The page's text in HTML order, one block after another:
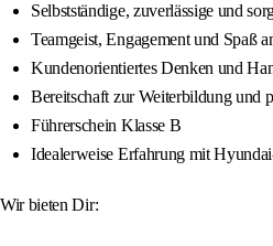
Selbstständige, zuverlässige und
Teamgeist, Engagement und Spaß
Kundenorientiertes Denken und
Bereitschaft zur Weiterbildung und
Führerschein Klasse B
Idealerweise Erfahrung mit
Wir bieten Dir: